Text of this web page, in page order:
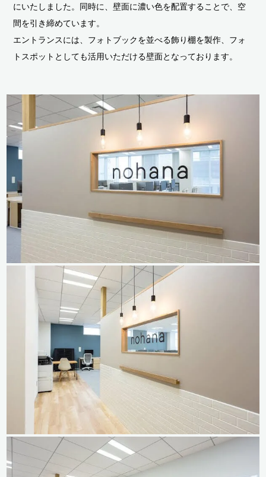
にいたしました。同時に、壁面に濃い色を配置することで、空
間を引き締めています。
エントランスには、フォトブックを並べる飾り棚を製作、フォ
トスポットとしても活用いただける壁面となっております。